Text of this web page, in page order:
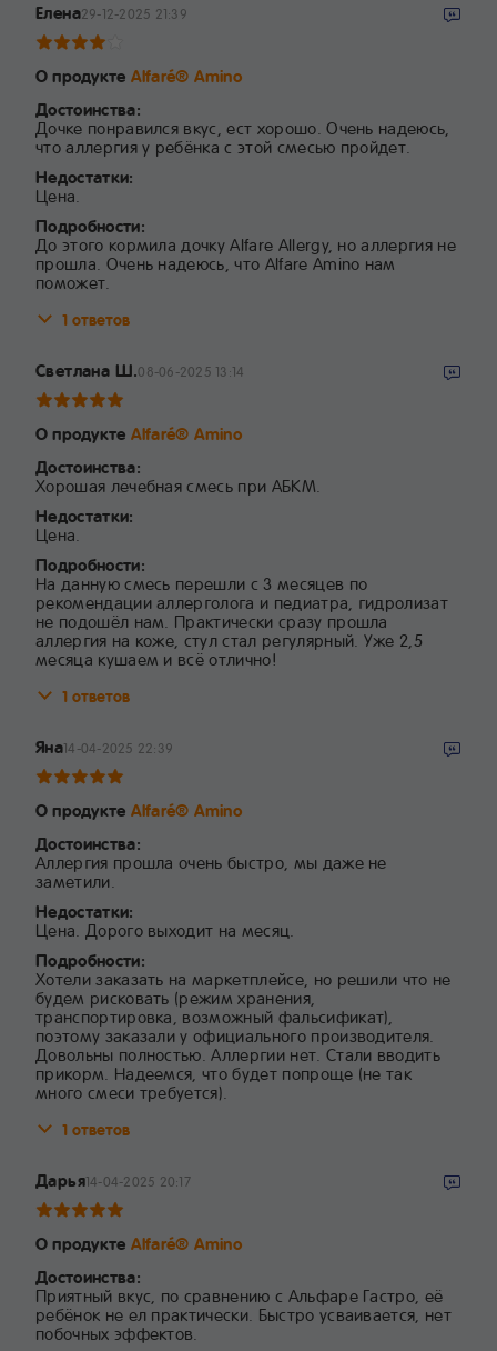
Елена29-12-2025 21:39
О продукте Alfaré® Amino
Достоинства:
Дочке понравился вкус, ест хорошо. Очень надеюсь,
что аллергия у ребёнка с этой смесью пройдет.
Недостатки:
Цена.
Подробности:
До этого кормила дочку Alfare Allergy, но аллергия не
прошла. Очень надеюсь, что Alfare Amino нам
поможет.
1 ответов
Светлана Ш.08-06-2025 13:14
О продукте Alfaré® Amino
Достоинства:
Хорошая лечебная смесь при АБКМ.
Недостатки:
Цена.
Подробности:
На данную смесь перешли с 3 месяцев по
рекомендации аллерголога и педиатра, гидролизат
не подошёл нам. Практически сразу прошла
аллергия на коже, стул стал регулярный. Уже 2,5
месяца кушаем и всё отлично!
1 ответов
Яна14-04-2025 22:39
О продукте Alfaré® Amino
Достоинства:
Аллергия прошла очень быстро, мы даже не
заметили.
Недостатки:
Цена. Дорого выходит на месяц.
Подробности:
Хотели заказать на маркетплейсе, но решили что не
будем рисковать (режим хранения,
транспортировка, возможный фальсификат),
поэтому заказали у официального производителя.
Довольны полностью. Аллергии нет. Стали вводить
прикорм. Надеемся, что будет попроще (не так
много смеси требуется).
1 ответов
Дарья14-04-2025 20:17
О продукте Alfaré® Amino
Достоинства:
Приятный вкус, по сравнению с Альфаре Гастро, её
ребёнок не ел практически. Быстро усваивается, нет
побочных эффектов.